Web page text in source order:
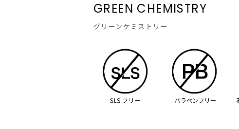
GREEN CHEMISTRY
グリーンケミストリー